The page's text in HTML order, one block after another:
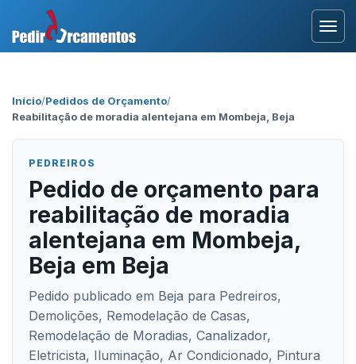
Início/Pedidos de Orçamento/
Reabilitação de moradia alentejana em Mombeja, Beja
PEDREIROS
Pedido de orçamento para
reabilitação de moradia
alentejana em Mombeja,
Beja em Beja
Pedido publicado em Beja para Pedreiros,
Demolições, Remodelação de Casas,
Remodelação de Moradias, Canalizador,
Eletricista, Iluminação, Ar Condicionado, Pintura
Área Profissional
Como Funciona?
Testemunhos